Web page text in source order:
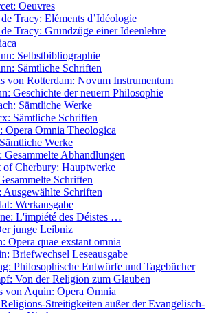
Oeuvres
Tracy: Eléments d’Idéologie
Tracy: Grundzüge einer Ideenlehre
Selbstbibliographie
Sämtliche Schriften
von Rotterdam: Novum Instrumentum
Geschichte der neuern Philosophie
Sämtliche Werke
Sämtliche Schriften
Opera Omnia Theologica
Werke
Gesammelte Abhandlungen
of Cherbury: Hauptwerke
Schriften
Ausgewählte Schriften
Werkausgabe
L'impiété des Déistes …
junge Leibniz
Opera quae exstant omnia
Briefwechsel Leseausgabe
Philosophische Entwürfe und Tagebücher
Von der Religion zum Glauben
von Aquin: Opera Omnia
Streitigkeiten außer der Evangelisch-